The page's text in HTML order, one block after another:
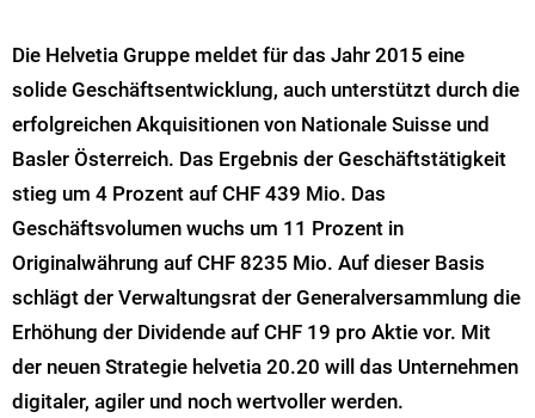
Die Helvetia Gruppe meldet für das Jahr 2015 eine
solide Geschäftsentwicklung, auch unterstützt durch die
erfolgreichen Akquisitionen von Nationale Suisse und
Basler Österreich. Das Ergebnis der Geschäftstätigkeit
stieg um 4 Prozent auf CHF 439 Mio. Das
Geschäftsvolumen wuchs um 11 Prozent in
Originalwährung auf CHF 8235 Mio. Auf dieser Basis
schlägt der Verwaltungsrat der Generalversammlung die
Erhöhung der Dividende auf CHF 19 pro Aktie vor. Mit
der neuen Strategie helvetia 20.20 will das Unternehmen
digitaler, agiler und noch wertvoller werden.